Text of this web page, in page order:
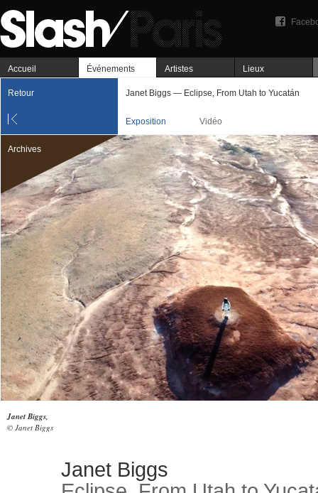
Accueil Événements Artistes Lieux
Retour Janet Biggs — Eclipse, From Utah to Yucatán
Exposition Vidéo
Archives
Janet Biggs,
© Janet Biggs
Janet Biggs